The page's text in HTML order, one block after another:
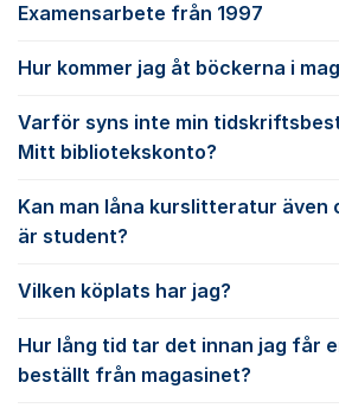
Examensarbete från 1997
Hur kommer jag åt böckerna i
Varför syns inte min
Mitt bibliotekskonto?
Kan man låna kurslitteratur även
är student?
Vilken köplats har jag?
Hur lång tid tar det innan jag får
beställt från magasinet?